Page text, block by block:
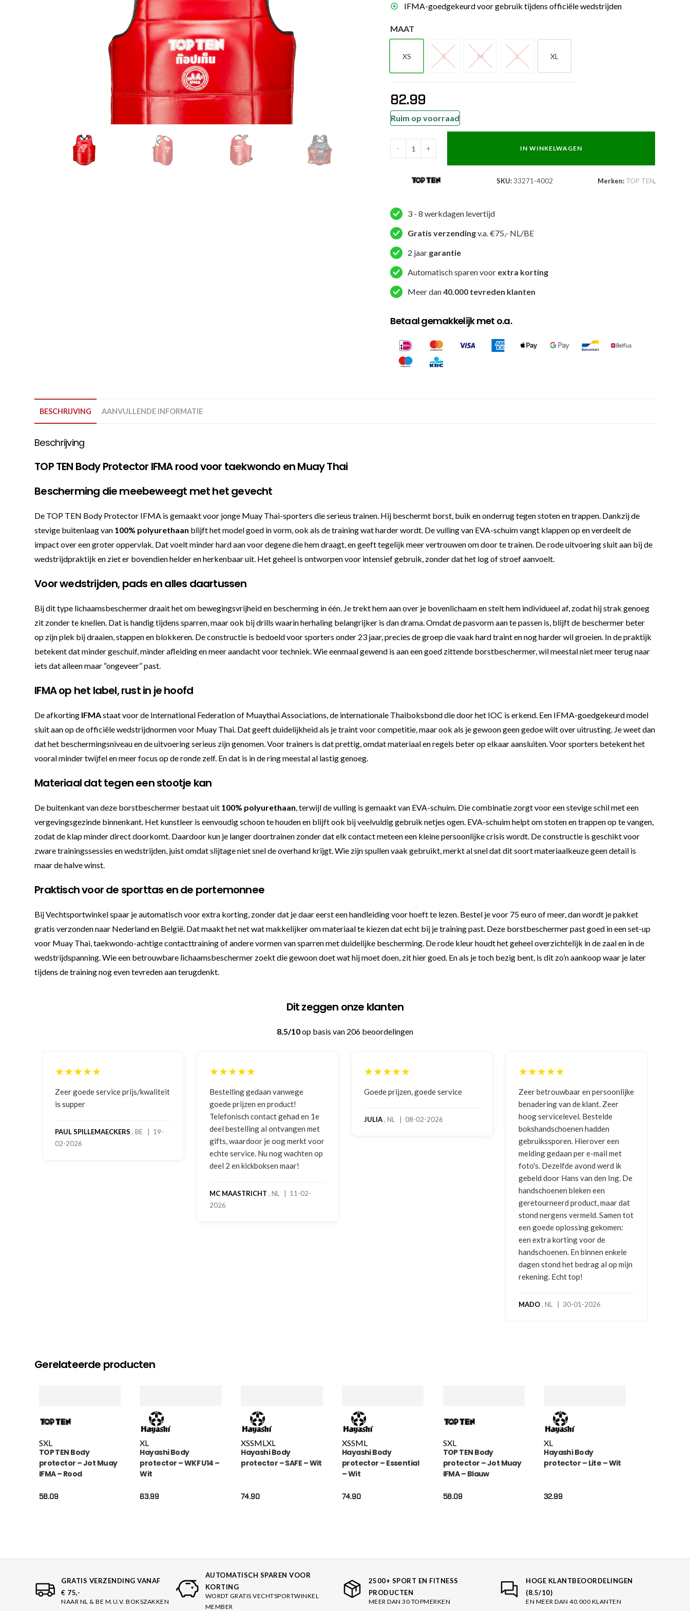
Voor dames
Zakhandschoenen
Trainingsartikelen
Bokszak
Bevestigingsmateriaal
bokszak
Bokspoppen
Stoot- en trapkussens
IFMA-goedgekeurd voor gebruik tijdens officiële wedstrijden
MAAT
XS
XS
S
S
M
M
L
L
XL
XL
82.99
Ruim op voorraad
IFMA
-
aantal
- + IN WINKELWAGEN
SKU: 33271-4002 Merken: TOP TEN.
3 - 8 werkdagen levertijd
Gratis verzendingv.a. €75,- NL/BE
2 jaar garantie
Automatisch sparen voor extra korting
Meer dan40.000 tevreden klanten
Betaal gemakkelijk met o.a.
BESCHRIJVING AANVULLENDE INFORMATIE
Beschrijving
TOP TEN Body Protector IFMA rood voor taekwondo en Muay Thai
Bescherming die meebeweegt met het gevecht
De TOP TEN Body Protector IFMA is gemaakt voor jonge Muay Thai-sporters die serieus trainen. Hij beschermt borst, buik en onderrug tegen stoten en trappen. Dankzij de
stevige buitenlaag van 100% polyurethaan blijft het model goed in vorm, ook als de training wat harder wordt. De vulling van EVA-schuim vangt klappen op en verdeelt de
impact over een groter oppervlak. Dat voelt minder hard aan voor degene die hem draagt, en geeft tegelijk meer vertrouwen om door te trainen. De rode uitvoering sluit aan bij de
wedstrijdpraktijk en ziet er bovendien helder en herkenbaar uit. Het geheel is ontworpen voor intensief gebruik, zonder dat het log of stroef aanvoelt.
Voor wedstrijden, pads en alles daartussen
Bij dit type lichaamsbeschermer draait het om bewegingsvrijheid en bescherming in één. Je trekt hem aan over je bovenlichaam en stelt hem individueel af, zodat hij strak genoeg
zit zonder te knellen. Dat is handig tijdens sparren, maar ook bij drills waarin herhaling belangrijker is dan drama. Omdat de pasvorm aan te passen is, blijft de beschermer beter
op zijn plek bij draaien, stappen en blokkeren. De constructie is bedoeld voor sporters onder 23 jaar, precies de groep die vaak hard traint en nog harder wil groeien. In de praktijk
betekent dat minder geschuif, minder afleiding en meer aandacht voor techniek. Wie eenmaal gewend is aan een goed zittende borstbeschermer, wil meestal niet meer terug naar
iets dat alleen maar “ongeveer” past.
IFMA op het label, rust in je hoofd
De afkorting IFMAstaat voor de International Federation of Muaythai Associations, de internationale Thaiboksbond die door het IOC is erkend. Een IFMA-goedgekeurd model
sluit aan op de officiële wedstrijdnormen voor Muay Thai. Dat geeft duidelijkheid als je traint voor competitie, maar ook als je gewoon geen gedoe wilt over uitrusting. Je weet dan
dat het beschermingsniveau en de uitvoering serieus zijn genomen. Voor trainers is dat prettig, omdat materiaal en regels beter op elkaar aansluiten. Voor sporters betekent het
vooral minder twijfel en meer focus op de ronde zelf. En dat is in de ring meestal al lastig genoeg.
Materiaal dat tegen een stootje kan
De buitenkant van deze borstbeschermer bestaat uit 100% polyurethaan, terwijl de vulling is gemaakt van EVA-schuim. Die combinatie zorgt voor een stevige schil met een
vergevingsgezinde binnenkant. Het kunstleer is eenvoudig schoon te houden en blijft ook bij veelvuldig gebruik netjes ogen. EVA-schuim helpt om stoten en trappen op te vangen,
zodat de klap minder direct doorkomt. Daardoor kun je langer doortrainen zonder dat elk contact meteen een kleine persoonlijke crisis wordt. De constructie is geschikt voor
zware trainingssessies en wedstrijden, juist omdat slijtage niet snel de overhand krijgt. Wie zijn spullen vaak gebruikt, merkt al snel dat dit soort materiaalkeuze geen detail is
maar de halve winst.
Praktisch voor de sporttas en de portemonnee
Bij Vechtsportwinkel spaar je automatisch voor extra korting, zonder dat je daar eerst een handleiding voor hoeft te lezen. Bestel je voor 75 euro of meer, dan wordt je pakket
gratis verzonden naar Nederland en België. Dat maakt het net wat makkelijker om materiaal te kiezen dat echt bij je training past. Deze borstbeschermer past goed in een set-up
voor Muay Thai, taekwondo-achtige contacttraining of andere vormen van sparren met duidelijke bescherming. De rode kleur houdt het geheel overzichtelijk in de zaal en in de
wedstrijdspanning. Wie een betrouwbare lichaamsbeschermer zoekt die gewoon doet wat hij moet doen, zit hier goed. En als je toch bezig bent, is dit zo’n aankoop waar je later
tijdens de training nog even tevreden aan terugdenkt.
Dit zeggen onze klanten
8.5/10op basis van 206 beoordelingen
service prijs/kwaliteit
, BE | 19-
Bestelling gedaan vanwege
Telefonisch contact gehad en 1e
deel bestelling al ontvangen met
gifts, waardoor je oog merkt voor
echte service. Nu nog wachten op
deel 2 en kickboksen maar!
, NL | 11-02-
Goede prijzen, goede service
JULIA, NL | 08-02-2026
Zeer betrouwbaar en persoonlijke
benadering van de klant. Zeer
hoog servicelevel. Bestelde
bokshandschoenen hadden
gebruikssporen. Hierover een
melding gedaan per e-mail met
foto's. Dezelfde avond werd ik
gebeld door Hans van den Ing. De
geretourneerd product, maar dat
stond nergens vermeld. Samen tot
een goede oplossing gekomen:
handschoenen. En binnen enkele
dagen stond het bedrag al op mijn
Goede communicatie, artikel
ontvangen
NICO VERMUNICHT
2026
Gerelateerde producten
SXL
TOP TEN Body
protector – Jot Muay
IFMA – Rood
58.09
XL
Hayashi Body
protector – WKF U14 –
Wit
63.99
XSSMLXL
Hayashi Body
protector – SAFE – Wit
74.90
XSSML
Hayashi Body
protector – Essential
– Wit
74.90
SXL
TOP TEN Body
protector – Jot Muay
IFMA – Blauw
58.09
XL
Hayashi Body
protector – Lite – Wit
32.99
GRATIS VERZENDING VANAF
€ 75,-
NAAR NL & BE M.U.V. BOKSZAKKEN
AUTOMATISCH SPAREN VOOR
KORTING
WORDT GRATIS VECHTSPORTWINKEL
MEMBER
2500+ SPORT EN FITNESS
PRODUCTEN
MEER DAN 30 TOPMERKEN
HOGE KLANTBEOORDELINGEN
(8.5/10)
EN MEER DAN 40.000 KLANTEN